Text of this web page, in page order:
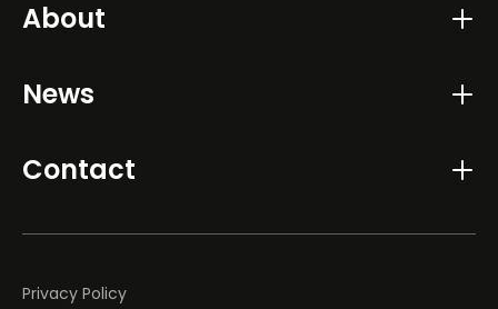
About
News
Contact
Privacy Policy